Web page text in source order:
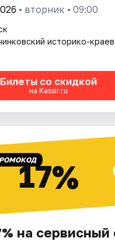
• вторник • 09:00
историко-
Билеты со скидкой
на Kassir.ru
17%
на сервисный